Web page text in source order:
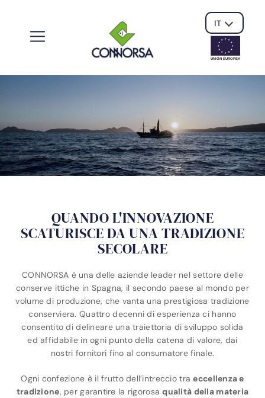
IT
UNIÓN EUROPEA
QUANDO L'INNOVAZIONE
SCATURISCE DA UNA TRADIZIONE
SECOLARE
CONNORSA è una delle aziende leader nel settore delle
conserve ittiche in Spagna, il secondo paese al mondo per
volume di produzione, che vanta una prestigiosa tradizione
conserviera. Quattro decenni di esperienza ci hanno
consentito di delineare una traiettoria di sviluppo solida
ed affidabile in ogni punto della catena di valore, dai
nostri fornitori fino al consumatore finale.
Ogni confezione è il frutto dell’intreccio traeccellenza e
tradizione, per garantire la rigorosaqualità della materia